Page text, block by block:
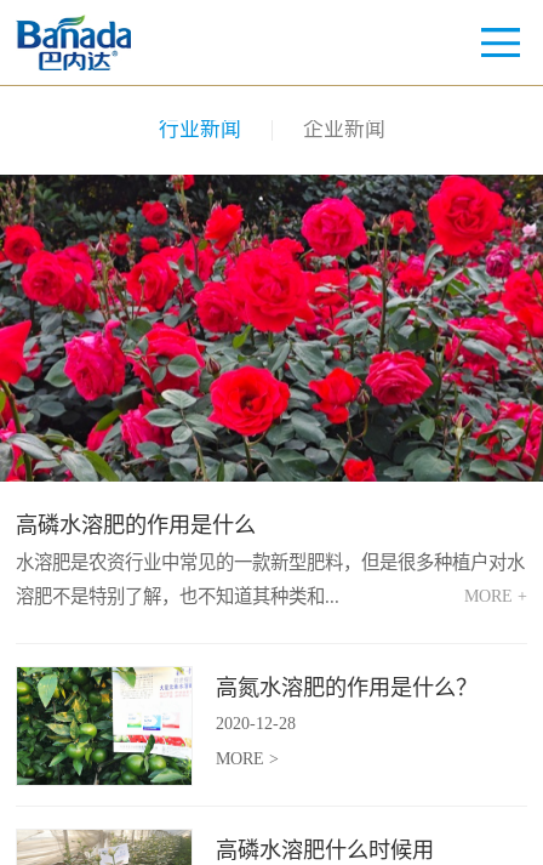
行业新闻 企业新闻
高磷水溶肥的作用是什么
水溶肥是农资行业中常见的一款新型肥料，但是很多种植户对水
溶肥不是特别了解，也不知道其种类和...
MORE +
高氮水溶肥的作用是什么？
2020-12-28
MORE >
高磷水溶肥什么时候用